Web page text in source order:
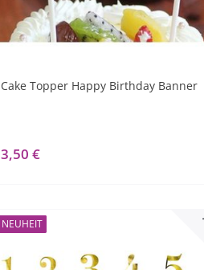
Cake Topper Happy Birthday Banner
3,50 €
NEUHEIT